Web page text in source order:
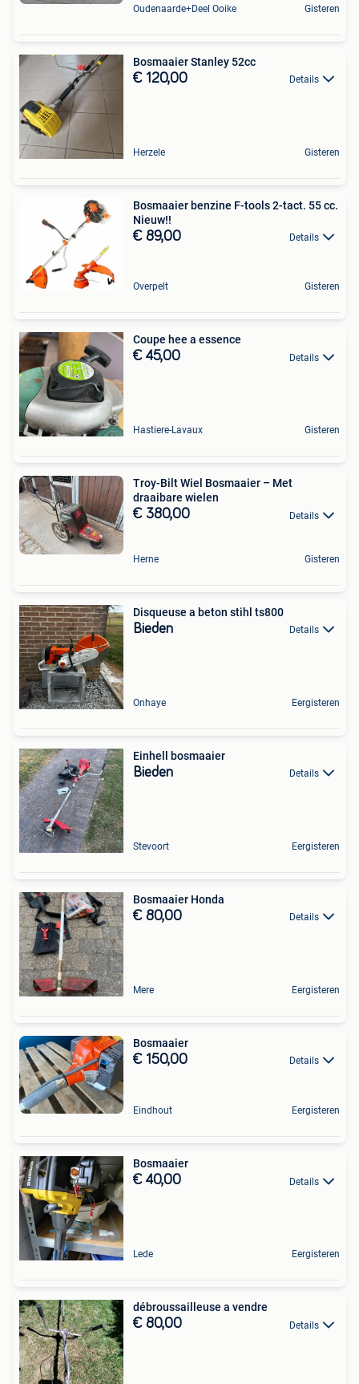
Oudenaarde+Deel Ooike Gisteren
Bosmaaier Stanley 52cc
€ 120,00 Details
Herzele Gisteren
Bosmaaier benzine F-tools 2-tact. 55 cc.
Nieuw!!
€ 89,00 Details
Overpelt Gisteren
Coupe hee a essence
€ 45,00 Details
Hastiere-Lavaux Gisteren
Troy-Bilt Wiel Bosmaaier – Met
draaibare wielen
€ 380,00 Details
Herne Gisteren
Disqueuse a beton stihl ts800
Bieden Details
Onhaye Eergisteren
Einhell bosmaaier
Bieden Details
Stevoort Eergisteren
Bosmaaier Honda
€ 80,00 Details
Mere Eergisteren
Bosmaaier
€ 150,00 Details
Eindhout Eergisteren
Bosmaaier
€ 40,00 Details
Lede Eergisteren
débroussailleuse a vendre
€ 80,00 Details